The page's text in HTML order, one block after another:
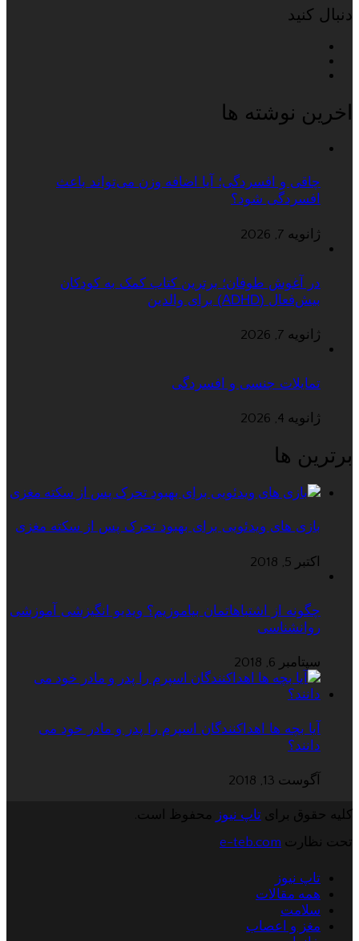
دنبال کنید
اخرین نوشته ها
چاقی و افسردگی؛ آیا اضافه وزن می‌تواند باعث
افسردگی شود؟
ژانویه 7, 2026
در آغوش طوفان؛ برترین کتاب کمک به کودکان
بیش‌فعال (ADHD) برای والدین
ژانویه 7, 2026
تمایلات جنسی و افسردگی
ژانویه 4, 2026
برترین ها
بازی های ویدئویی برای بهبود تحرک پس از سکته مغزی
اکتبر 5, 2018
چگونه از اشتباهاتمان بیاموزیم؟ ویدیو انگیزشی آموزشی
روانشناسی
سپتامبر 6, 2018
آیا بچه ها اهداکنندگان اسپرم را پدر و مادر خود می
دانند؟
آگوست 13, 2018
کلیه حقوق برای تاپ نیوز
محفوظ است.
تحت نظارت e-teb.com
تاپ نیوز
همه مقالات
سلامت
مغز و اعصاب